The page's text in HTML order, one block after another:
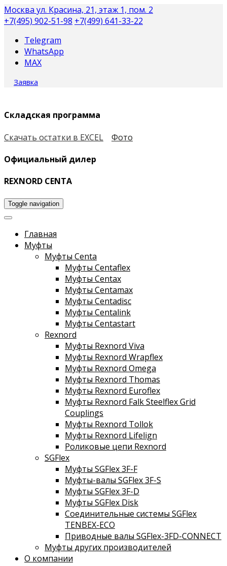
Москва ул. Красина, 21, этаж 1, пом. 2
+7(495) 902-51-98 +7(499) 641-33-22
Telegram
WhatsApp
MAX
Заявка
Складская программа
Скачать остатки в EXCEL
Фото
Официальный дилер
REXNORD CENTA
Toggle navigation
Главная
Муфты
Муфты Centa
Муфты Centaflex
Муфты Centax
Муфты Centamax
Муфты Centadisc
Муфты Centalink
Муфты Centastart
Rexnord
Муфты Rexnord Viva
Муфты Rexnord Wrapflex
Муфты Rexnord Omega
Муфты Rexnord Thomas
Муфты Rexnord Euroflex
Муфты Rexnord Falk Steelflex Grid
Couplings
Муфты Rexnord Tollok
Муфты Rexnord Lifelign
Роликовые цепи Rexnord
SGFlex
Муфты SGFlex 3F-F
Муфты-валы SGFlex 3F-S
Муфты SGFlex 3F-D
Муфты SGFlex Disk
Соединительные системы SGFlex
TENBEX-ECO
Приводные валы SGFlex-3FD-CONNECT
Муфты других производителей
О компании